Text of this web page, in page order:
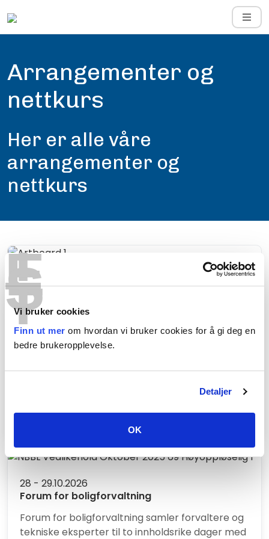
T
E
S
T
Vi bruker cookies
Finn ut mer om hvordan vi bruker cookies for å gi deg en
bedre brukeropplevelse.
Detaljer
OK
Arrangementer og
nettkurs
Her er alle våre
arrangementer og
nettkurs
Introduksjon til arbeidsrett
Kurset gir deg en introduksjon til de viktigste
reglene i arbeidslivet og leders styringsrett. Det
er en nyttig og inspirerende inngangsport til de
andre arbeidsrettskursene våre. I alle våre
korte filmer og oppgaver som viser hvordan
regelverket virker i praksis. Målet er å gi deg
trygghet og inspirasjon til å lede på en klok og
tydelig måte.
28 - 29.10.2026
Forum for boligforvaltning
Forum for boligforvaltning samler forvaltere og
tekniske eksperter til to innholdsrike dager med